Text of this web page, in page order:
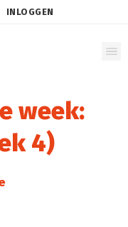
INLOGGEN
week:
4)